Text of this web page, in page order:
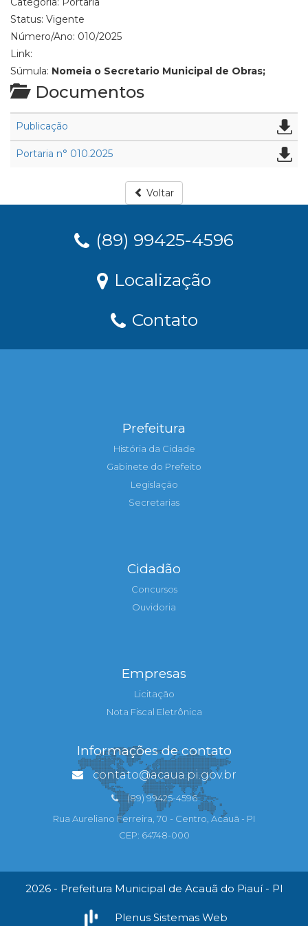
Status: Vigente
Número/Ano: 010/2025
Link:
Súmula: Nomeia o Secretario Municipal de Obras;
Documentos
Publicação
Portaria n° 010.2025
Voltar
(89) 99425-4596
Localização
Contato
Prefeitura
História da Cidade
Gabinete do Prefeito
Legislação
Secretarias
Cidadão
Concursos
Ouvidoria
Empresas
Licitação
Nota Fiscal Eletrônica
Informações de contato
contato@acaua.pi.gov.br
(89) 99425-4596
Rua Aureliano Ferreira, 70 - Centro, Acauã - PI
CEP: 64748-000
2026 - Prefeitura Municipal de Acauã do Piauí - PI
Plenus Sistemas Web